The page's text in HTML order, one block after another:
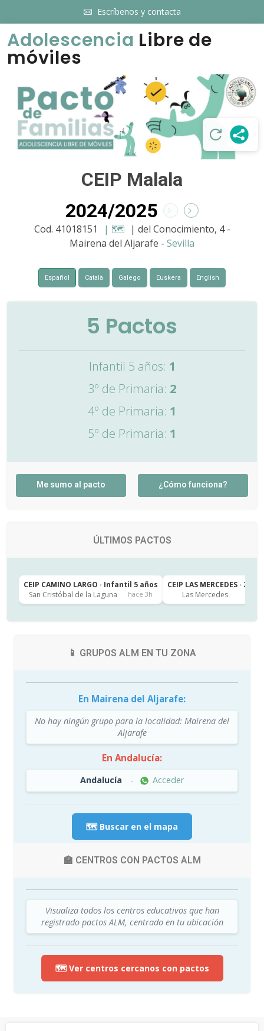
Escríbenos y contacta
Adolescencia Libre de
móviles
CEIP Malala
2024/2025
Cod. 41018151 | 🗺️ | del Conocimiento, 4 -
Mairena del Aljarafe - Sevilla
Español Català Galego Euskera English
5 Pactos
Infantil 5 años: 1
3º de Primaria: 2
4º de Primaria: 1
5º de Primaria: 1
Me sumo al pacto ¿Cómo funciona?
ÚLTIMOS PACTOS
CEIP CAMINO LARGO · Infantil 5 años
San Cristóbal de la Laguna
hace 3h
CEIP LAS MERCEDES · 2º
Las Mercedes
📱 GRUPOS ALM EN TU ZONA
En Mairena del Aljarafe:
No hay ningún grupo para la localidad: Mairena del
Aljarafe
En Andalucía:
Andalucía - Acceder
🗺️ Buscar en el mapa
🏫 CENTROS CON PACTOS ALM
Visualiza todos los centros educativos que han
registrado pactos ALM, centrado en tu ubicación
🗺️ Ver centros cercanos con pactos